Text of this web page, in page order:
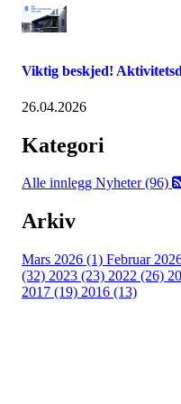
Viktig beskjed!
26.04.2026
Kategori
Alle innlegg Nyheter (96)
Arkiv
Mars 2026 (1) Februar
(32) 2023 (23) 2022 (26)
2017 (19) 2016 (13)